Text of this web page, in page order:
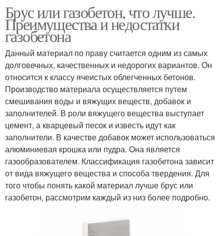
Брус или газобетон, что лучше.
Преимущества и недостатки
газобетона
Данный материал по праву считается одним из самых
долговечных, качественных и недорогих вариантов. Он
относится к классу ячеистых облегченных бетонов.
Производство материала осуществляется путем
смешивания воды и вяжущих веществ, добавок и
заполнителей. В роли вяжущего вещества выступает
цемент, а кварцевый песок и известь идут как
заполнители. В качестве добавок может использоваться
алюминиевая крошка или пудра. Она является
газообразователем. Классификация газобетона зависит
от вида вяжущего вещества и способа твердения. Для
того чтобы понять какой материал лучше брус или
газобетон, рассмотрим каждый из низ более подробно.